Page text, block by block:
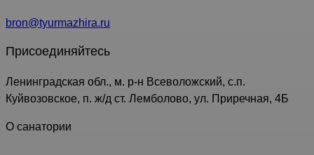
bron@tyurmazhira.ru
Присоединяйтесь
Ленинградская обл., м. р-н Всеволожский, с.п.
Куйвозовское, п. ж/д ст. Лемболово, ул. Приречная, 4Б
О санатории